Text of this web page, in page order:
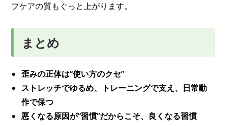
フケアの質もぐっと上がります。
まとめ
歪みの正体は“使い方のクセ”
ストレッチでゆるめ、トレーニングで支え、日常動
作で保つ
悪くなる原因が“習慣”だからこそ、良くなる習慣